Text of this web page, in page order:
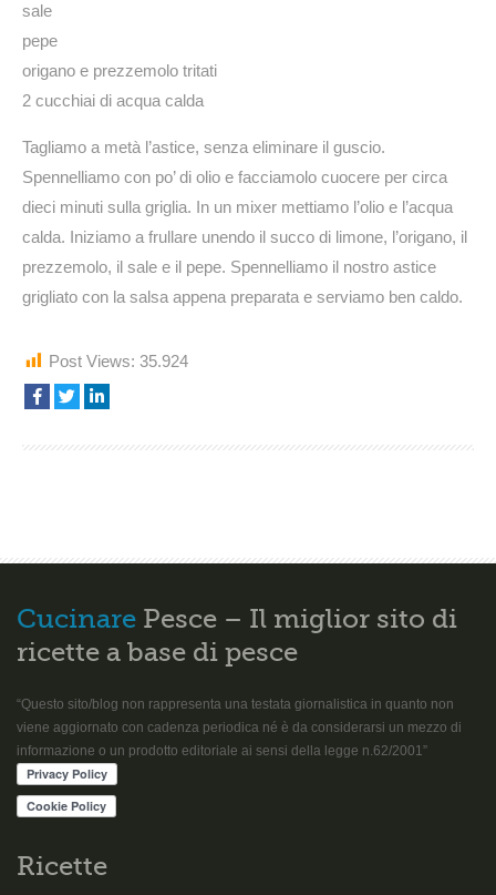
sale
pepe
origano e prezzemolo tritati
2 cucchiai di acqua calda
Tagliamo a metà l’astice, senza eliminare il guscio.
Spennelliamo con po’ di olio e facciamolo cuocere per circa
dieci minuti sulla griglia. In un mixer mettiamo l’olio e l’acqua
calda. Iniziamo a frullare unendo il succo di limone, l’origano, il
prezzemolo, il sale e il pepe. Spennelliamo il nostro astice
grigliato con la salsa appena preparata e serviamo ben caldo.
Post Views: 35.924
Cucinare Pesce – Il miglior sito di
ricette a base di pesce
“Questo sito/blog non rappresenta una testata giornalistica in quanto non
viene aggiornato con cadenza periodica né è da considerarsi un mezzo di
informazione o un prodotto editoriale ai sensi della legge n.62/2001”
Ricette